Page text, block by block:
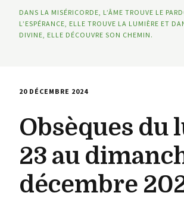
DANS LA MISÉRICORDE, L’ÂME TROUVE LE
L’ESPÉRANCE, ELLE TROUVE LA LUMIÈRE ET
DIVINE, ELLE DÉCOUVRE SON CHEMIN.
20 DÉCEMBRE 2024
Obsèques du
23 au
décembre